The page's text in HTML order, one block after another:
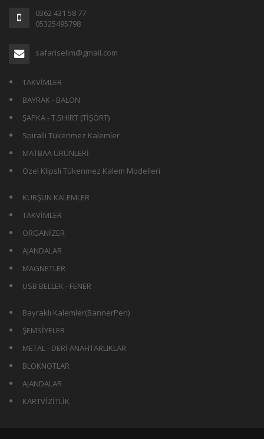
0362 431 58 77
05325495798
safariselim@gmail.com
TAKVİMLER
BAYRAK - BALON
ŞAPKA - T.SHİRT (TİŞÖRT)
Spiralli Tükenmez Kalemler
MATBAA ÜRÜNLERİ
Özel Klipsli Tükenmez Kalem Modelleri
KURŞUN KALEMLER
TAKVİMLER
ORGANİZER
AJANDALAR
MAGNETLER
USB BELLEK - FENER
Bayraklı Kalemler(BannerPen)
ŞEMSİYELER
METAL - DERİ ANAHTARLIKLAR
BLOKNOTLAR
AJANDALAR
KARTVİZİTLİK